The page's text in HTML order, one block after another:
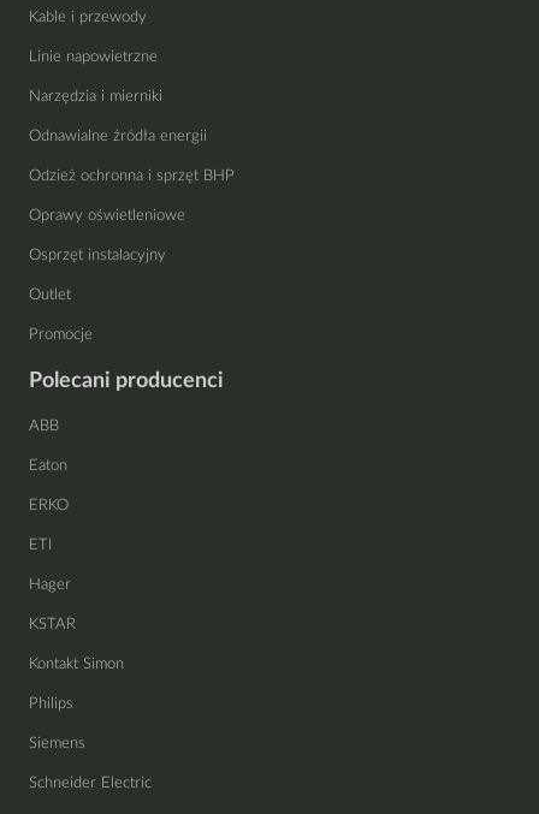
Kable i przewody
Linie napowietrzne
Narzędzia i mierniki
Odnawialne źródła energii
Odzież ochronna i sprzęt BHP
Oprawy oświetleniowe
Osprzęt instalacyjny
Outlet
Promocje
Polecani producenci
ABB
Eaton
ERKO
ETI
Hager
KSTAR
Kontakt Simon
Philips
Siemens
Schneider Electric